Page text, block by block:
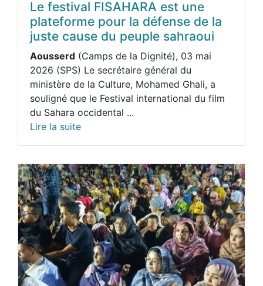
Le festival FISAHARA est une
plateforme pour la défense de la
juste cause du peuple sahraoui
Aousserd (Camps de la Dignité), 03 mai
2026 (SPS) Le secrétaire général du
ministère de la Culture, Mohamed Ghali, a
souligné que le Festival international du film
du Sahara occidental ...
Lire la suite